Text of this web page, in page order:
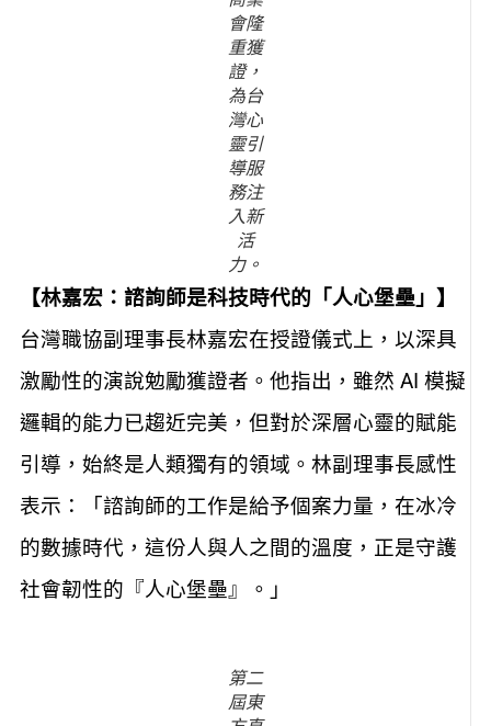
會隆
重獲
證，
為台
灣心
靈引
導服
務注
入新
活
力。
【林嘉宏：諮詢師是科技時代的「人心堡壘」】
台灣職協副理事長林嘉宏在授證儀式上，以深具
激勵性的演說勉勵獲證者。他指出，雖然 AI 模擬
邏輯的能力已趨近完美，但對於深層心靈的賦能
引導，始終是人類獨有的領域。林副理事長感性
表示：「諮詢師的工作是給予個案力量，在冰冷
的數據時代，這份人與人之間的溫度，正是守護
社會韌性的『人心堡壘』。」
第二
屆東